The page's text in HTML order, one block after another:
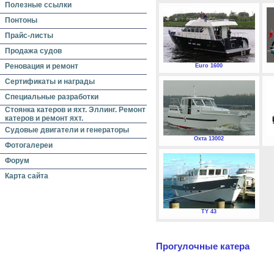
Полезные ссылки
Понтоны
Прайс-листы
Продажа судов
Реновация и ремонт
Сертификаты и награды
Специальные разработки
Стоянка катеров и яхт. Эллинг. Ремонт
катеров и ремонт яхт.
Судовые двигатели и генераторы
Фотогалереи
Форум
Карта сайта
Euro 1600
Охта 13002
TY 43
Прогулочные катера